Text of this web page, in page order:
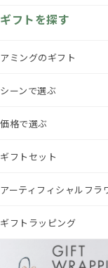
ギフトを探す
アミングのギフト
シーンで選ぶ
価格で選ぶ
ギフトセット
アーティフィシャルフラ
ギフトラッピング